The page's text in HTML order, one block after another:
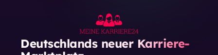
Deutschlands neuer Karriere-